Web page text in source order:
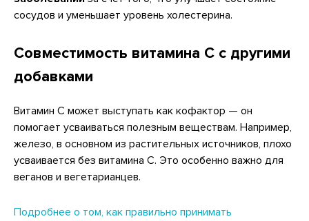
сосудов и уменьшает уровень холестерина.
Совместимость витамина С с другими
добавками
Витамин С может выступать как кофактор — он
помогает усваиваться полезным веществам. Например,
железо, в основном из растительных источников, плохо
усваивается без витамина С. Это особенно важно для
веганов и вегетарианцев.
Подробнее о том, как правильно принимать